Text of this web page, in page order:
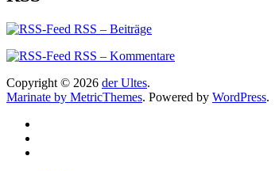
RSS – Beiträge
RSS – Kommentare
Copyright © 2026 der Ultes.
Marinate by MetricThemes. Powered by WordPress.